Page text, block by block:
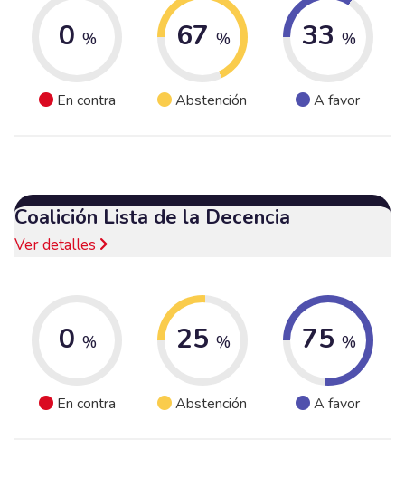
0 %
En contra
67 %
Abstención
33 %
A favor
Coalición Lista de la Decencia
Ver detalles
0 %
En contra
25 %
Abstención
75 %
A favor